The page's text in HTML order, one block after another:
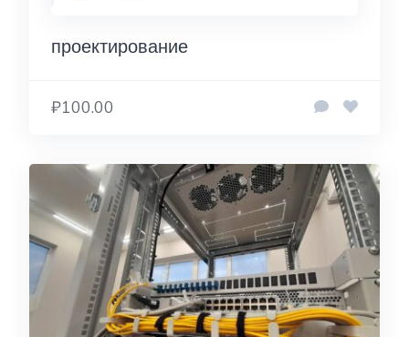
проектирование
₽100.00